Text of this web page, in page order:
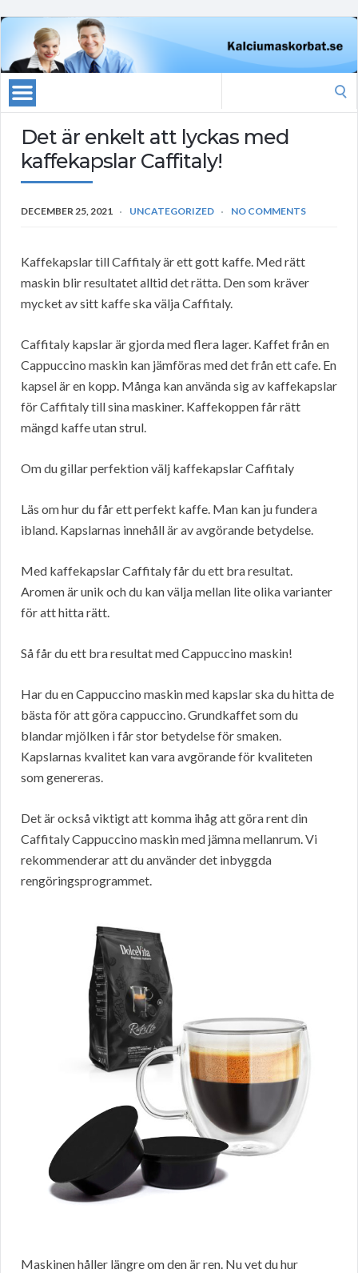
Det är enkelt att lyckas med
kaffekapslar Caffitaly!
DECEMBER 25, 2021 UNCATEGORIZED NO COMMENTS
Kaffekapslar till Caffitaly är ett gott kaffe. Med rätt
maskin blir resultatet alltid det rätta. Den som kräver
mycket av sitt kaffe ska välja Caffitaly.
Caffitaly kapslar är gjorda med flera lager. Kaffet från en
Cappuccino maskin kan jämföras med det från ett cafe. En
kapsel är en kopp. Många kan använda sig av kaffekapslar
för Caffitaly till sina maskiner. Kaffekoppen får rätt
mängd kaffe utan strul.
Om du gillar perfektion välj kaffekapslar Caffitaly
Läs om hur du får ett perfekt kaffe. Man kan ju fundera
ibland. Kapslarnas innehåll är av avgörande betydelse.
Med kaffekapslar Caffitaly får du ett bra resultat.
Aromen är unik och du kan välja mellan lite olika varianter
för att hitta rätt.
Så får du ett bra resultat med Cappuccino maskin!
Har du en Cappuccino maskin med kapslar ska du hitta de
bästa för att göra cappuccino. Grundkaffet som du
blandar mjölken i får stor betydelse för smaken.
Kapslarnas kvalitet kan vara avgörande för kvaliteten
som genereras.
Det är också viktigt att komma ihåg att göra rent din
Caffitaly Cappuccino maskin med jämna mellanrum. Vi
rekommenderar att du använder det inbyggda
rengöringsprogrammet.
Maskinen håller längre om den är ren. Nu vet du hur